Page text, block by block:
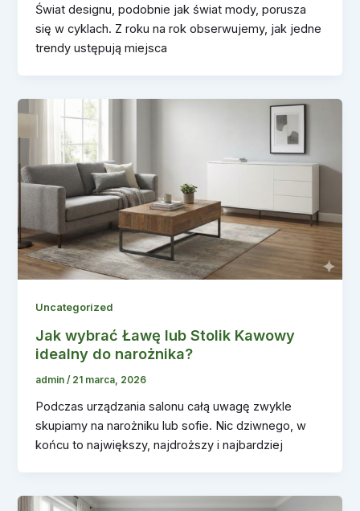
Świat designu, podobnie jak świat mody, porusza
się w cyklach. Z roku na rok obserwujemy, jak jedne
trendy ustępują miejsca
Uncategorized
Jak wybrać Ławę lub Stolik Kawowy
idealny do narożnika?
admin/ 21 marca, 2026
Podczas urządzania salonu całą uwagę zwykle
skupiamy na narożniku lub sofie. Nic dziwnego, w
końcu to największy, najdroższy i najbardziej